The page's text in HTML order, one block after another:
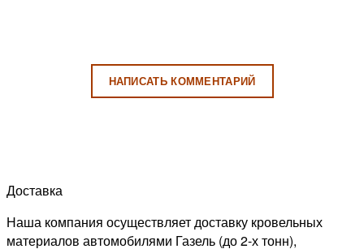
НАПИСАТЬ КОММЕНТАРИЙ
Доставка
Наша компания осуществляет доставку кровельных
материалов автомобилями Газель (до 2-х тонн),